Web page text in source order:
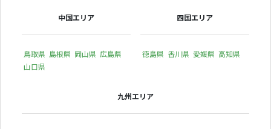
中国エリア
鳥取県 島根県 岡山県 広島県
山口県
四国エリア
徳島県 香川県 愛媛県 高知県
九州エリア